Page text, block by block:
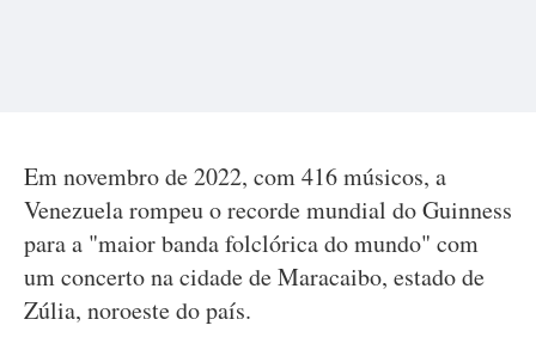
Em novembro de 2022, com 416 músicos, a
Venezuela rompeu o recorde mundial do Guinness
para a "maior banda folclórica do mundo" com
um concerto na cidade de Maracaibo, estado de
Zúlia, noroeste do país.